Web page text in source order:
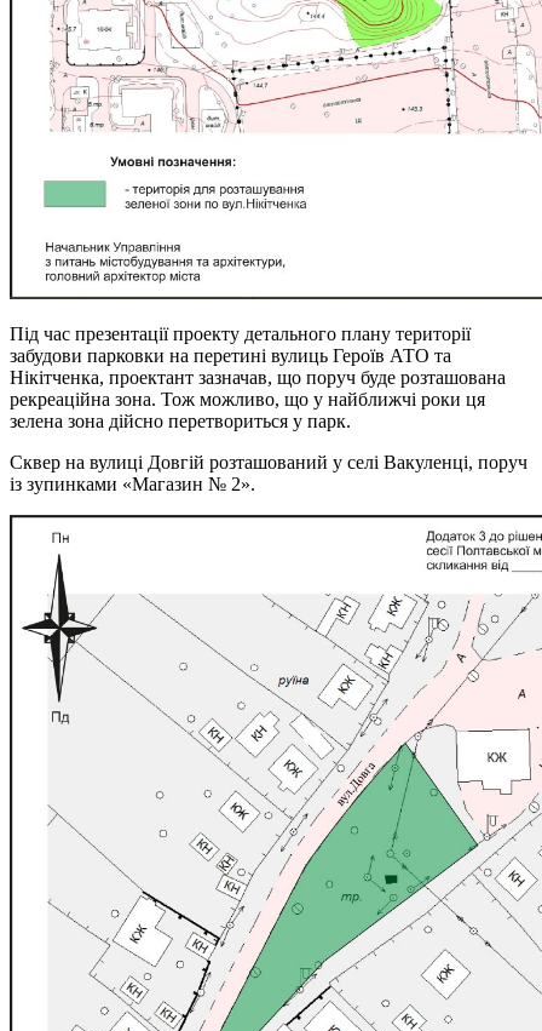
Під час презентації проекту детального плану території
забудови парковки на перетині вулиць Героїв АТО та
Нікітченка, проектант зазначав, що поруч буде розташована
рекреаційна зона. Тож можливо, що у найближчі роки ця
зелена зона дійсно перетвориться у парк.
Сквер на вулиці Довгій розташований у селі Вакуленці, поруч
із зупинками «Магазин № 2».